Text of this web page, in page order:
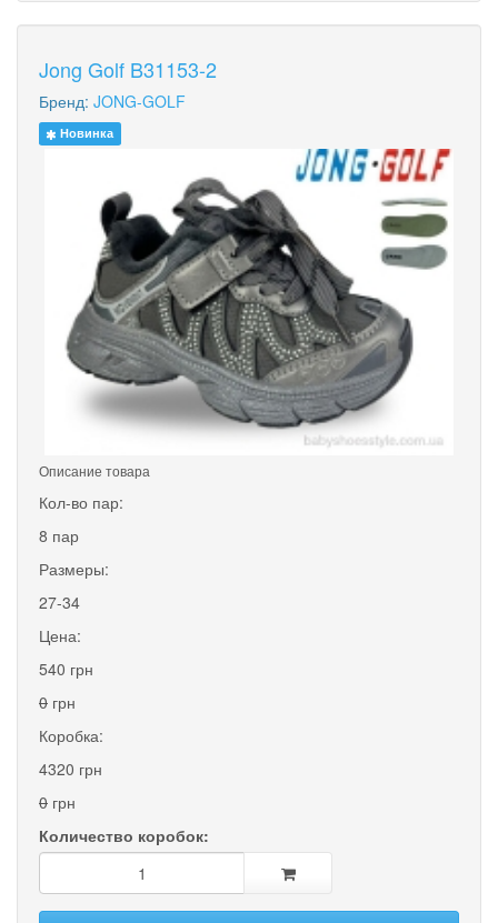
Jong Golf B31153-2
Бренд: JONG-GOLF
Новинка
Описание товара
Кол-во пар:
8 пар
Размеры:
27-34
Цена:
540 грн
0 грн
Коробка:
4320 грн
0 грн
Количество коробок: